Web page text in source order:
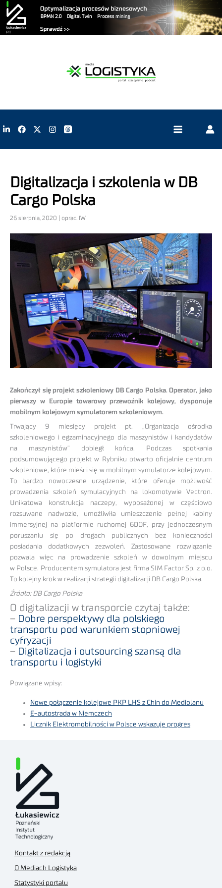
Digitalizacja i szkolenia w DB
Cargo Polska
26 sierpnia, 2020 | oprac. IW
Zakończył się projekt szkoleniowy DB Cargo Polska. Operator, jako
pierwszy w Europie towarowy przewoźnik kolejowy, dysponuje
mobilnym kolejowym symulatorem szkoleniowym.
Trwający 9 miesięcy projekt pt. „Organizacja ośrodka
szkoleniowego i egzaminacyjnego dla maszynistów i kandydatów
na maszynistów” dobiegł końca. Podczas spotkania
podsumowującego projekt w Rybniku otwarto oficjalnie centrum
szkoleniowe, które mieści się w mobilnym symulatorze kolejowym.
To bardzo nowoczesne urządzenie, które oferuje możliwość
prowadzenia szkoleń symulacyjnych na lokomotywie Vectron.
Unikatowa konstrukcja naczepy, wyposażonej w częściowo
rozsuwane nadwozie, umożliwiła umieszczenie pełnej kabiny
immersyjnej na platformie ruchomej 6DOF, przy jednoczesnym
poruszaniu się po drogach publicznych bez konieczności
posiadania dodatkowych zezwoleń. Zastosowane rozwiązanie
pozwala więc na prowadzenie szkoleń w dowolnym miejscu
w Polsce. Producentem symulatora jest firma SIM Factor Sp. z o.o.
To kolejny krok w realizacji strategii digitalizacji DB Cargo Polska.
Źródło: DB Cargo Polska
O digitalizacji w transporcie czytaj także:
– Dobre perspektywy dla polskiego
transportu pod warunkiem stopniowej
cyfryzacji
– Digitalizacja i outsourcing szansą dla
transportu i logistyki
Powiązane wpisy:
Nowe połączenie kolejowe PKP LHS z Chin do Mediolanu
E-autostrada w Niemczech
Licznik Elektromobilności w Polsce wskazuje progres
Kontakt z redakcją
O Mediach Logistyka
Statystyki portalu